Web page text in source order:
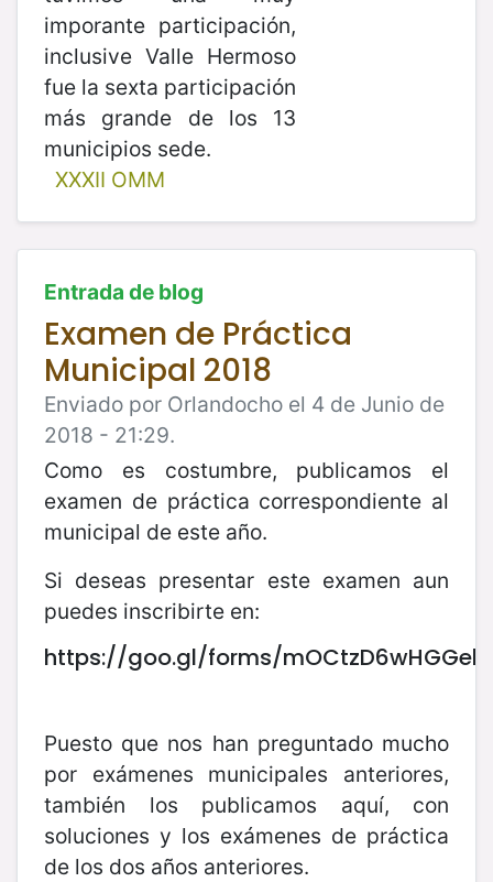
imporante participación,
inclusive Valle Hermoso
fue la sexta participación
más grande de los 13
municipios sede.
XXXII OMM
Entrada de blog
Examen de Práctica
Municipal 2018
Enviado por Orlandocho el 4 de Junio de
2018 - 21:29.
Como es costumbre, publicamos el
examen de práctica correspondiente al
municipal de este año.
Si deseas presentar este examen aun
puedes inscribirte en:
https://goo.gl/forms/
Puesto que nos han preguntado mucho
por exámenes municipales anteriores,
también los publicamos aquí, con
soluciones y los exámenes de práctica
de los dos años anteriores.